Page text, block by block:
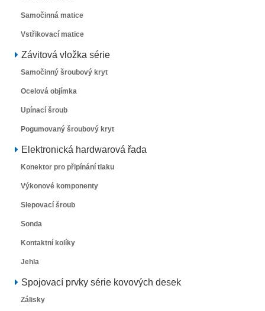
Samočinná matice
Vstřikovací matice
Závitová vložka série
Samočinný šroubový kryt
Ocelová objímka
Upínací šroub
Pogumovaný šroubový kryt
Elektronická hardwarová řada
Konektor pro připínání tlaku
Výkonové komponenty
Slepovací šroub
Sonda
Kontaktní kolíky
Jehla
Spojovací prvky série kovových desek
Zálisky